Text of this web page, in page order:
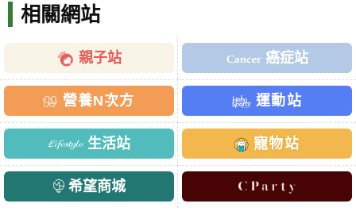
相關網站
親子站 癌症站
營養N次方 運動站
生活站 寵物站
希望商城